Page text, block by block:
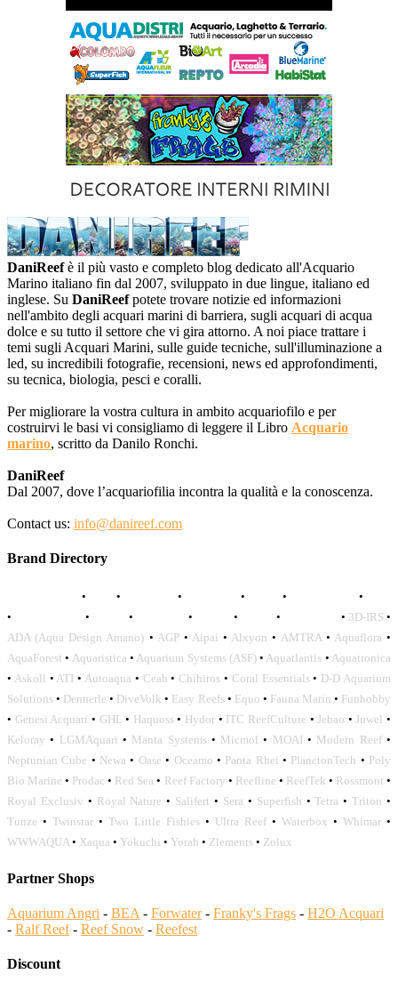
DaniReefè il più vasto e completo blog dedicato all'Acquario
Marino italiano fin dal 2007, sviluppato in due lingue, italiano ed
inglese. Su DaniReefpotete trovare notizie ed informazioni
nell'ambito degli acquari marini di barriera, sugli acquari di acqua
dolce e su tutto il settore che vi gira attorno. A noi piace trattare i
temi sugli Acquari Marini, sulle guide tecniche, sull'illuminazione a
led, su incredibili fotografie, recensioni, news ed approfondimenti,
su tecnica, biologia, pesci e coralli.
Per migliorare la vostra cultura in ambito acquariofilo e per
costruirvi le basi vi consigliamo di leggere il Libro Acquario
marino, scritto da Danilo Ronchi.
DaniReef
Dal 2007, dove l’acquariofilia incontra la qualità e la conoscenza.
Contact us: info@danireef.com
Brand Directory
• • • • • •
•
• • • • • • 3D-IRS •
ADA (Aqua Design Amano) • AGP• Aipai • Alxyon • AMTRA• Aquaflora •
AquaForest • Aquaristica • Aquarium Systems (ASF)• Aquatlantis • Aquatronica
• Askoll • ATI • Autoaqua • Ceab • Chihiros • Coral Essentials• D-D Aquarium
Solutions • Dennerle • DiveVolk • Easy Reefs• Equo • Fauna Marin • Funhobby
• Genesi Acquari • GHL • Haquoss• Hydor • ITC ReefCulture •Jebao •Juwel •
Keloray • LGMAquari • Manta Systems• Micmol • MOAI • Modern Reef•
Neptunian Cube • Newa • Oase • Oceamo • Panta Rhei • PlanctonTech • Poly
Bio Marine • Prodac • Red Sea • Reef Factory • Reefline • ReefTek • Rossmont •
Royal Exclusiv • Royal Nature • Salifert • Sera • Superfish •Tetra •Triton •
Tunze • Twinstar • Two Little Fishies • Ultra Reef • Waterbox • Whimar •
WWWAQUA • Xaqua • Yokuchi • Yorah • Zlements • Zolux
Partner Shops
Aquarium Angri - BEA - Forwater- Franky's Frags - H2O Acquari
- Ralf Reef- Reef Snow - Reefest
Discount